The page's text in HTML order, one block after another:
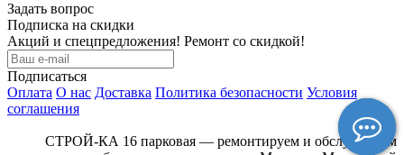
Задать вопрос
Подписка на скидки
Акций и спецпредложения! Ремонт со скидкой!
Подписаться
Оплата О нас Доставка Политика безопасности Условия
соглашения
СТРОЙ-КА 16 парковая — ремонтируем и обслуживаем